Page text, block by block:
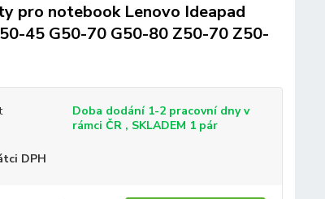
pro notebook Lenovo Ideapad
45 G50-70 G50-80 Z50-70 Z50-
Doba dodání 1-2 pracovní dny v
rámci ČR , SKLADEM 1 pár
DPH